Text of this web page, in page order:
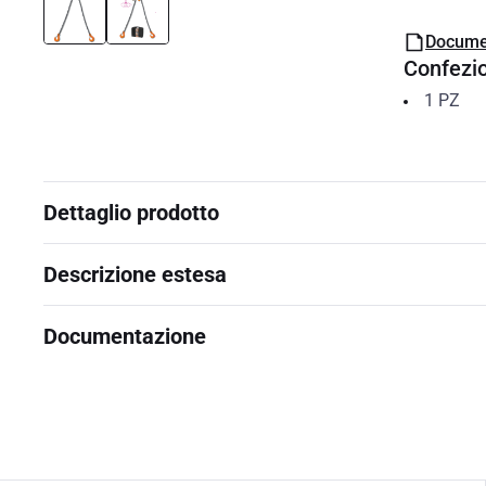
1 PZ
Dettaglio prodotto
Descrizione estesa
Documentazione